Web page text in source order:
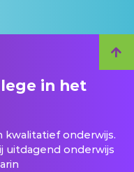
in het
kwalitatief onderwijs.
uitdagend onderwijs